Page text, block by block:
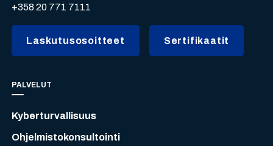
+358 20 771 7111
Laskutusosoitteet Sertifikaatit
PALVELUT
Kyberturvallisuus
Ohjelmistokonsultointi